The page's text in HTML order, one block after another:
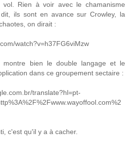
vol. Rien à voir avec le chamanisme
ils sont en avance sur Crowley, la
on dirait :
watch?v=h37FG6viMzw
montre bien le double langage et le
dans ce groupement sectaire :
translate?hl=pt-
c'est qu'il y a à cacher.